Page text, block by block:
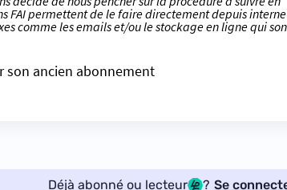
FAI permettent de le faire directement depuis
comme les emails et/ou le stockage en ligne qui
son ancien abonnement
Déjà abonné ou lecteur ? Se